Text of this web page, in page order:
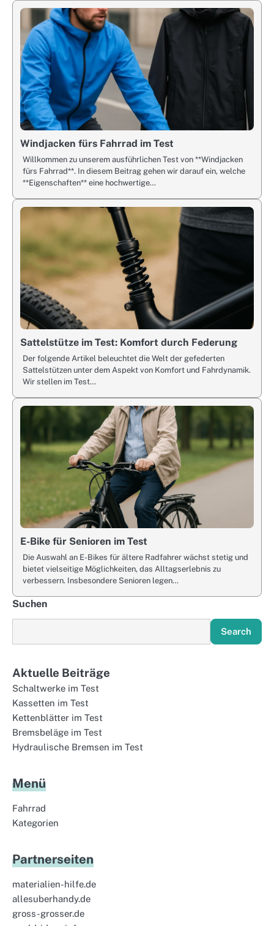
Windjacken fürs Fahrrad im Test
Willkommen zu unserem ausführlichen Test von **Windjacken
fürs Fahrrad**. In diesem Beitrag gehen wir darauf ein, welche
**Eigenschaften** eine hochwertige…
Sattelstütze im Test: Komfort durch Federung
Der folgende Artikel beleuchtet die Welt der gefederten
Sattelstützen unter dem Aspekt von Komfort und Fahrdynamik.
Wir stellen im Test…
E-Bike für Senioren im Test
Die Auswahl an E-Bikes für ältere Radfahrer wächst stetig und
bietet vielseitige Möglichkeiten, das Alltagserlebnis zu
verbessern. Insbesondere Senioren legen…
Suchen
Search
Aktuelle Beiträge
Schaltwerke im Test
Kassetten im Test
Kettenblätter im Test
Bremsbeläge im Test
Hydraulische Bremsen im Test
Menü
Fahrrad
Kategorien
Partnerseiten
materialien-hilfe.de
allesuberhandy.de
gross-grosser.de